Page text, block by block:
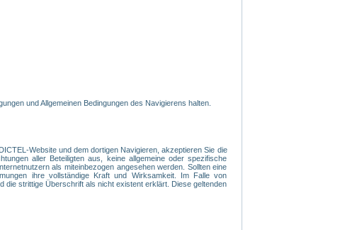
und Allgemeinen Bedingungen des Navigierens halten.
Website und dem dortigen Navigieren, akzeptieren Sie die
aller Beteiligten aus, keine allgemeine oder spezifische
als miteinbezogen angesehen werden. Sollten eine
ihre vollständige Kraft und Wirksamkeit. Im Falle von
die strittige Überschrift als nicht existent erklärt. Diese geltenden